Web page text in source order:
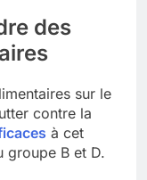
des
sur le
contre la
à cet
groupe B et D.